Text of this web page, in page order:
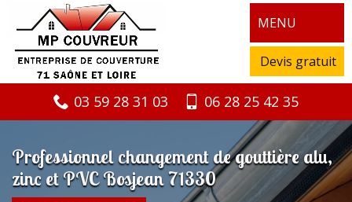
MENU
Devis gratuit
03 59 28 31 03 06 28 25 42 35
Professionnel changement de gouttière alu,
zinc et PVC Bosjean 71330